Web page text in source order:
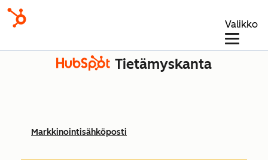
Valikko
Tietämyskanta
Markkinointisähköposti